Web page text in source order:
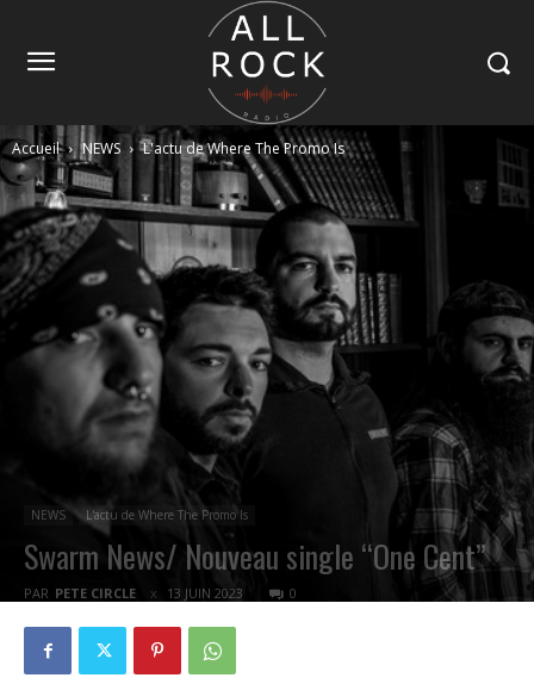
Accueil NEWS L'actu de Where The Promo Is
NEWS L'actu de Where The Promo Is
Swarm News/ Nouveau single “One Cent”
PAR PETE CIRCLE 13 JUIN 2023 0